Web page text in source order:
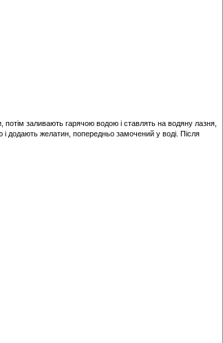
заливають гарячою водою і ставлять на водяну лазня,
і додають желатин, попередньо замочений у воді. Після